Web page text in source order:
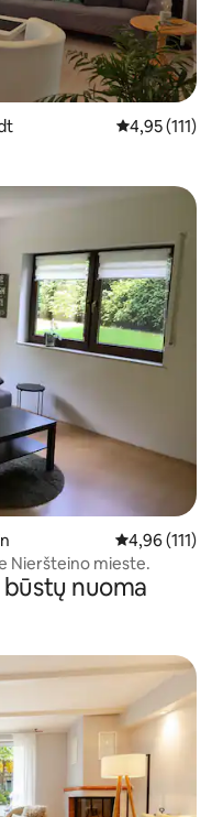
Vidutinis
4,95 (111)
Vidutinis
4,96 (111)
Nieršteino mieste.
nuoma